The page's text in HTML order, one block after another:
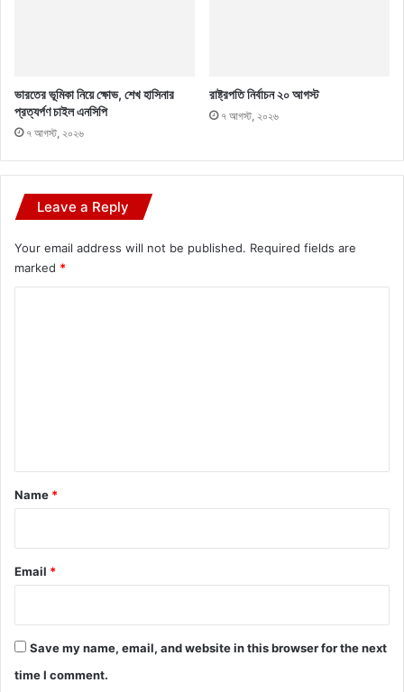
ভারতের ভূমিকা নিয়ে ক্ষোভ, শেখ হাসিনার
প্রত্যর্পণ চাইল এনসিপি
৭ আগস্ট, ২০২৬
রাষ্ট্রপতি নির্বাচন ২০ আগস্ট
৭ আগস্ট, ২০২৬
Leave a Reply
Your email address will not be published. Required fields are
marked *
*
Name *
Email *
Save my name, email, and website in this browser for the next
time I comment.